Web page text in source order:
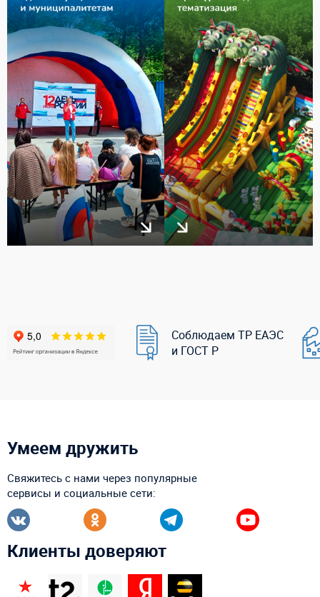
Соблюдаем ТР ЕАЭС
и ГОСТ Р
Умеем дружить
Свяжитесь с нами через популярные
сервисы и социальные сети:
Клиенты доверяют